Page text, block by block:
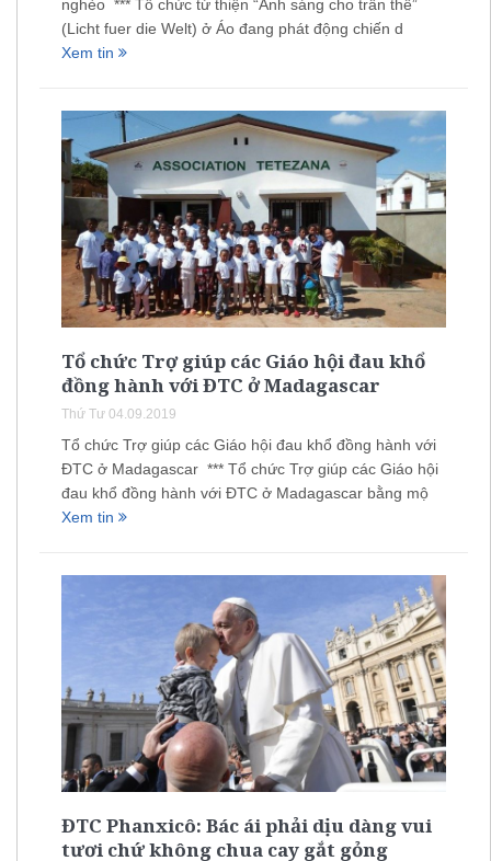
nghèo *** Tổ chức từ thiện “Ánh sáng cho trần thế”
(Licht fuer die Welt) ở Áo đang phát động chiến d
Xem tin
Tổ chức Trợ giúp các Giáo hội đau khổ
đồng hành với ĐTC ở Madagascar
Thứ Tư 04.09.2019
Tổ chức Trợ giúp các Giáo hội đau khổ đồng hành với
ĐTC ở Madagascar *** Tổ chức Trợ giúp các Giáo hội
đau khổ đồng hành với ĐTC ở Madagascar bằng mộ
Xem tin
ĐTC Phanxicô: Bác ái phải dịu dàng vui
tươi chứ không chua cay gắt gỏng